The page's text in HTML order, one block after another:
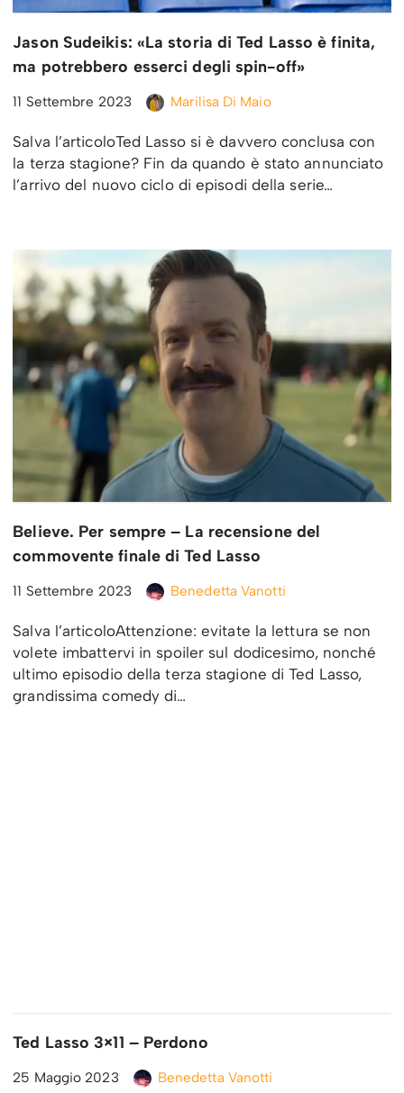
Jason Sudeikis: «La storia di Ted Lasso è finita,
ma potrebbero esserci degli spin-off»
11 Settembre 2023 Marilisa Di Maio
Salva l’articoloTed Lasso si è davvero conclusa con
la terza stagione? Fin da quando è stato annunciato
l’arrivo del nuovo ciclo di episodi della serie…
Believe. Per sempre – La recensione del
commovente finale di Ted Lasso
11 Settembre 2023 Benedetta Vanotti
Salva l’articoloAttenzione: evitate la lettura se non
volete imbattervi in spoiler sul dodicesimo, nonché
ultimo episodio della terza stagione di Ted Lasso,
grandissima comedy di…
Ted Lasso 3×11 – Perdono
25 Maggio 2023 Benedetta Vanotti